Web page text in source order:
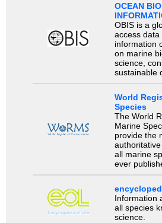
OCEAN
OBIS is a
access data
information
on marine
science,
sustainable
World
Species
The World
Marine
provide the
all marine
ever
Information
all species
science.